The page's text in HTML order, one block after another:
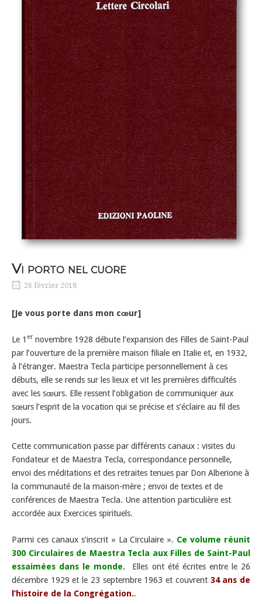
Vi porto nel cuore
26 février 2018
[Je vous porte dans mon cœur]
Le 1 er novembre 1928 débute l’expansion des Filles de Saint-Paul
par l’ouverture de la première maison filiale en Italie et, en 1932,
à l’étranger. Maestra Tecla participe personnellement à ces
débuts, elle se rends sur les lieux et vit les premières difficultés
avec les sœurs. Elle ressent l’obligation de communiquer aux
sœurs l’esprit de la vocation qui se précise et s’éclaire au fil des
jours.
Cette communication passe par différents canaux : visites du
Fondateur et de Maestra Tecla, correspondance personnelle,
envoi des méditations et des retraites tenues par Don Alberione à
la communauté de la maison-mère ; envoi de textes et de
conférences de Maestra Tecla. Une attention particulière est
accordée aux Exercices spirituels.
Parmi ces canaux s’inscrit « La Circulaire ». Ce volume réunit
300 Circulaires de Maestra Tecla aux Filles de Saint-Paul
essaimées dans le monde.
Elles ont été écrites entre le 26
décembre 1929 et le 23 septembre 1963 et couvrent 34 ans de
l’histoire de la Congrégation..